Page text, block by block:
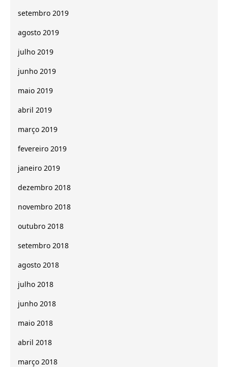
setembro 2019
agosto 2019
julho 2019
junho 2019
maio 2019
abril 2019
março 2019
fevereiro 2019
janeiro 2019
dezembro 2018
novembro 2018
outubro 2018
setembro 2018
agosto 2018
julho 2018
junho 2018
maio 2018
abril 2018
março 2018